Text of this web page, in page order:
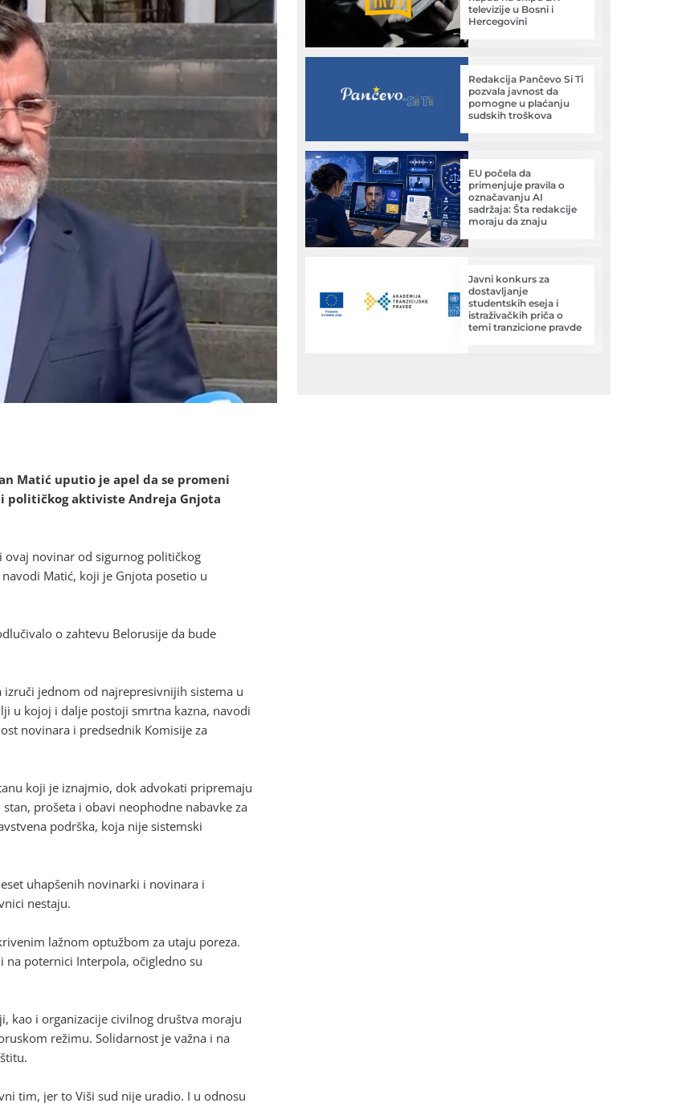
Matić uputio je apel da se promeni
političkog aktiviste Andreja Gnjota
ovaj novinar od sigurnog političkog
Matić, koji je Gnjota posetio u
o zahtevu Belorusije da bude
jednom od najrepresivnijih sistema u
u kojoj i dalje postoji smrtna kazna, navodi
novinara i predsednik Komisije za
koji je iznajmio, dok advokati pripremaju
prošeta i obavi neophodne nabavke za
podrška, koja nije sistemski
uhapšenih novinarki i novinara i
nestaju.
lažnom optužbom za utaju poreza.
na poternici Interpola, očigledno su
kao i organizacije civilnog društva moraju
režimu. Solidarnost je važna i na
tim, jer to Viši sud nije uradio. I u odnosu
televizije u Bosni i
Hercegovini
Redakcija Pančevo Si Ti
pozvala javnost da
pomogne u plaćanju
sudskih troškova
EU počela da
primenjuje pravila o
označavanju AI
sadržaja: Šta redakcije
moraju da znaju
Javni konkurs za
dostavljanje
studentskih eseja i
istraživačkih priča o
temi tranzicione pravde